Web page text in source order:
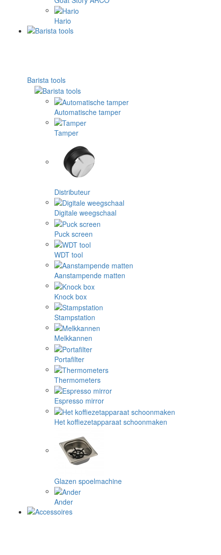
Hario
Barista tools
Automatische tamper
Tamper
Distributeur
Digitale weegschaal
Puck screen
WDT tool
Aanstampende matten
Knock box
Stampstation
Melkkannen
Portafilter
Thermometers
Espresso mirror
Het koffiezetapparaat schoonmaken
Glazen spoelmachine
Ander